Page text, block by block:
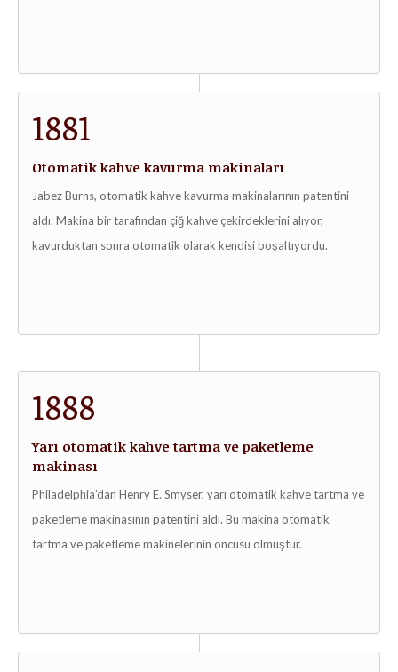
1881
Otomatik kahve kavurma makinaları
Jabez Burns, otomatik kahve kavurma makinalarının patentini
aldı. Makina bir tarafından çiğ kahve çekirdeklerini alıyor,
kavurduktan sonra otomatik olarak kendisi boşaltıyordu.
1888
Yarı otomatik kahve tartma ve paketleme
makinası
Philadelphia’dan Henry E. Smyser, yarı otomatik kahve tartma ve
paketleme makinasının patentini aldı. Bu makina otomatik
tartma ve paketleme makinelerinin öncüsü olmuştur.